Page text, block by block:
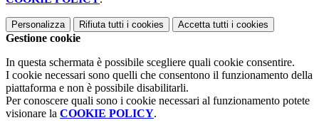
Personalizza Rifiuta tutti i cookies Accetta tutti i cookies
Gestione cookie
In questa schermata è possibile scegliere quali cookie consentire.
I cookie necessari sono quelli che consentono il funzionamento della
piattaforma e non è possibile disabilitarli.
Per conoscere quali sono i cookie necessari al funzionamento potete
visionare la COOKIE POLICY.